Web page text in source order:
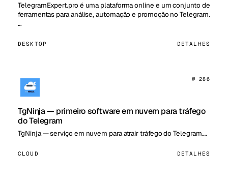
TelegramExpert.pro é uma plataforma online e um conjunto de
ferramentas para análise, automação e promoção no Telegram.
…
DESKTOP DETALHES
№ 286
TgNinja — primeiro software em nuvem para tráfego
do Telegram
TgNinja — serviço em nuvem para atrair tráfego do Telegram.…
CLOUD DETALHES